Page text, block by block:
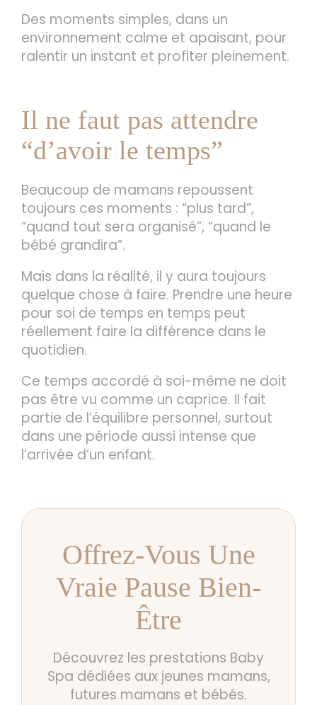
Des moments simples, dans un
environnement calme et apaisant, pour
ralentir un instant et profiter pleinement.
Il ne faut pas attendre
“d’avoir le temps”
Beaucoup de mamans repoussent
toujours ces moments : “plus tard”,
“quand tout sera organisé”, “quand le
bébé grandira”.
Mais dans la réalité, il y aura toujours
quelque chose à faire. Prendre une heure
pour soi de temps en temps peut
réellement faire la différence dans le
quotidien.
Ce temps accordé à soi-même ne doit
pas être vu comme un caprice. Il fait
partie de l’équilibre personnel, surtout
dans une période aussi intense que
l’arrivée d’un enfant.
Offrez-Vous Une
Vraie Pause Bien-
Être
Découvrez les prestations Baby
Spa dédiées aux jeunes mamans,
futures mamans et bébés.